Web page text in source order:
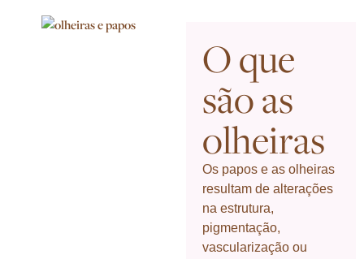
O que
são as
olheiras
Os papos e as olheiras
resultam de alterações
na estrutura,
pigmentação,
vascularização ou